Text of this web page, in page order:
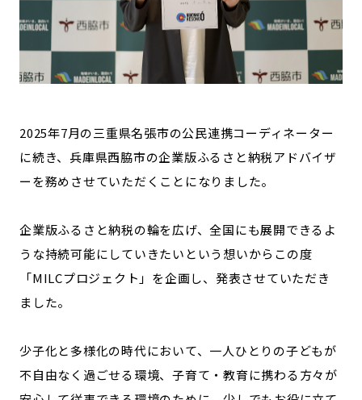
2025年7月の三重県名張市の公民連携コーディネーター
に続き、兵庫県西脇市の企業版ふるさと納税アドバイザ
ーを務めさせていただくことになりました。
企業版ふるさと納税の輪を広げ、全国にも展開できるよ
うな持続可能にしていきたいという想いからこの度
「MILCプロジェクト」を企画し、発表させていただき
ました。
少子化と多様化の時代において、一人ひとりの子どもが
不自由なく過ごせる環境、子育て・教育に携わる方々が